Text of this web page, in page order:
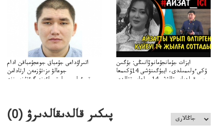
اتىراۋداعى جۇمباق جوعجۇمباقن ادام
جوعالۋ ىز-تۇزمەن ارتادامن
وتبءولىمىپوليتسياءىزەرگءتۇزسىزنە
ايزات جۇمانجۇمانوۆانىڭى: بۇگىن
ۇكىءولىمىلدى، ايبۇگىنۋشى 14ۇكىمعا
سووقىلدىايىپتالۋشى14جىلعاسوتتالدى
پىكىر قالدىقالدىرۋ (0
)